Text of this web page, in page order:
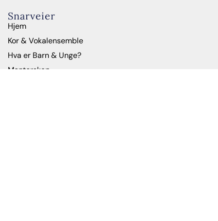
Snarveier
Hjem
Kor & Vokalensemble
Hva er Barn & Unge?
Mentorskap